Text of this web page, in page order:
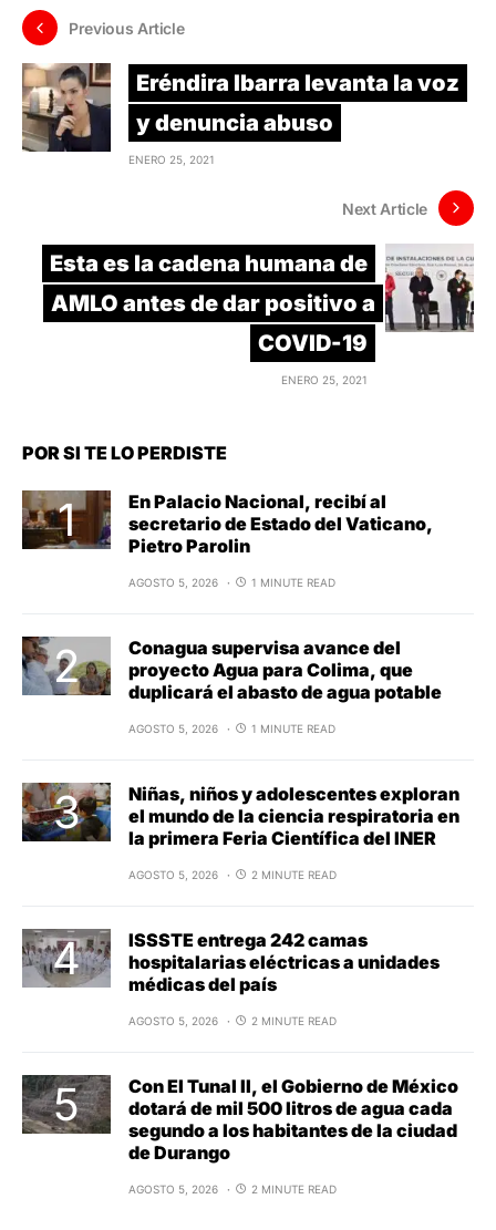
Previous Article
Eréndira Ibarra levanta la voz
y denuncia abuso
ENERO 25, 2021
Next Article
Esta es la cadena humana de
AMLO antes de dar positivo a
COVID-19
ENERO 25, 2021
POR SI TE LO PERDISTE
En Palacio Nacional, recibí al
secretario de Estado del Vaticano,
Pietro Parolin
AGOSTO 5, 2026 1 MINUTE READ
Conagua supervisa avance del
proyecto Agua para Colima, que
duplicará el abasto de agua potable
AGOSTO 5, 2026 1 MINUTE READ
Niñas, niños y adolescentes exploran
el mundo de la ciencia respiratoria en
la primera Feria Científica del INER
AGOSTO 5, 2026 2 MINUTE READ
ISSSTE entrega 242 camas
hospitalarias eléctricas a unidades
médicas del país
AGOSTO 5, 2026 2 MINUTE READ
Con El Tunal II, el Gobierno de México
dotará de mil 500 litros de agua cada
segundo a los habitantes de la ciudad
de Durango
AGOSTO 5, 2026 2 MINUTE READ